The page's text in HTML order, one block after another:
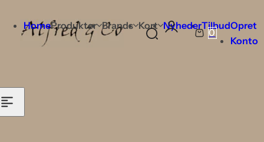
HomeProdukter Brands Kort NyhederTilbudOpret
Konto
K
0